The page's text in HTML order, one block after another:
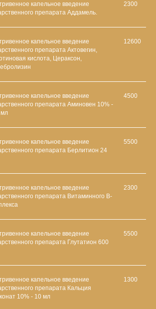
капельное введение
препарата Аддамель.
2300
капельное введение
препарата Актовегин,
кислота, Цераксон,
12600
капельное введение
препарата Аминовен 10% -
мл
4500
капельное введение
препарата Берлитион 24
5500
капельное введение
препарата Витаминного В-
2300
капельное введение
препарата Глутатион 600
5500
капельное введение
препарата Кальция
10% - 10 мл
1300